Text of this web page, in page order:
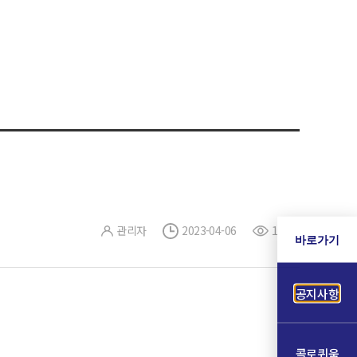
관리자 2023-04-06 19
바로가기
공지사항
콜로퀴움